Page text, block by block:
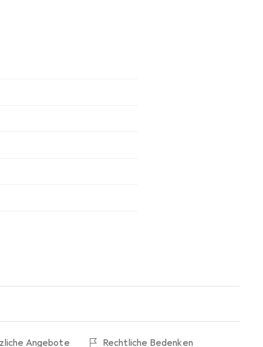
Angebote
Rechtliche Bedenken